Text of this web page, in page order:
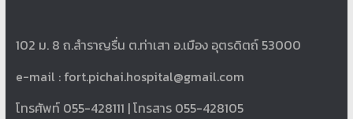
102 ม. 8 ถ.สำราญรื่น ต.ท่าเสา อ.เมือง อุตรดิตถ์ 53000
e-mail : fort.pichai.hospital@gmail.com
โทรศัพท์ 055-428111 | โทรสาร 055-428105